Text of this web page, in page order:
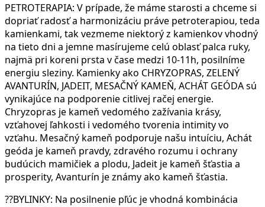
PETROTERAPIA: V prípade, že máme starosti a chceme si
dopriať radosť a harmonizáciu práve petroterapiou, teda
kamienkami, tak vezmeme niektorý z kamienkov vhodný
na tieto dni a jemne masírujeme celú oblasť palca ruky,
najmä pri koreni prsta v čase medzi 10-11h, posilníme
energiu sleziny. Kamienky ako CHRYZOPRAS, ZELENÝ
AVANTURÍN, JADEIT, MESAČNÝ KAMEŇ, ACHÁT GEÓDA sú
vynikajúce na podporenie citlivej račej energie.
Chryzopras je kameň vedomého zažívania krásy,
vzťahovej ľahkosti i vedomého tvorenia intimity vo
vzťahu. Mesačný kameň podporuje našu intuíciu, Achát
geóda je kameň pravdy, zdravého rozumu i ochrany
budúcich mamičiek a plodu, Jadeit je kameň šťastia a
prosperity, Avanturín je známy ako kameň šťastia.
??BYLINKY: Na posilnenie pľúc je vhodná kombinácia